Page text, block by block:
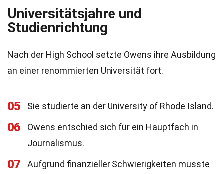
Universitätsjahre und
Studienrichtung
Nach der High School setzte Owens ihre Ausbildung
an einer renommierten Universität fort.
05 Sie studierte an der University of Rhode Island.
06
Owens entschied sich für ein Hauptfach in
Journalismus.
07
Aufgrund finanzieller Schwierigkeiten musste